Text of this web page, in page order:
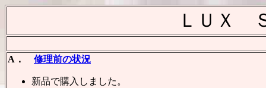
ＬＵＸ
A． 修理前の状況
新品で購入しました。